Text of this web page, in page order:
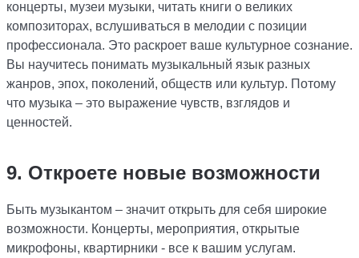
концерты, музеи музыки, читать книги о великих
композиторах, вслушиваться в мелодии с позиции
профессионала. Это раскроет ваше культурное сознание.
Вы научитесь понимать музыкальный язык разных
жанров, эпох, поколений, обществ или культур. Потому
что музыка – это выражение чувств, взглядов и
ценностей.
9. Откроете новые возможности
Быть музыкантом – значит открыть для себя широкие
возможности. Концерты, мероприятия, открытые
микрофоны, квартирники - все к вашим услугам.